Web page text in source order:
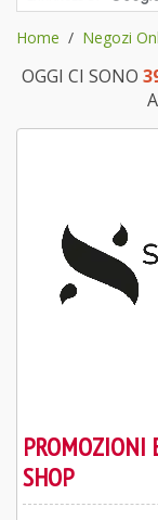
Home Negozi
OGGI CI SONO
PROMOZIONI
SHOP